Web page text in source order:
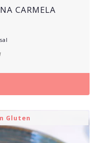
CARMELA
Gluten